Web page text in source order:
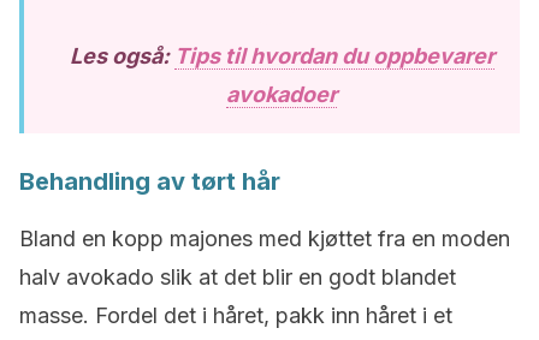
Les også: Tips til hvordan du oppbevarer
avokadoer
Behandling av tørt hår
Bland en kopp majones med kjøttet fra en moden
halv avokado slik at det blir en godt blandet
masse. Fordel det i håret, pakk inn håret i et